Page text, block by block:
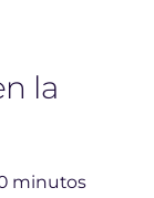
la
minutos